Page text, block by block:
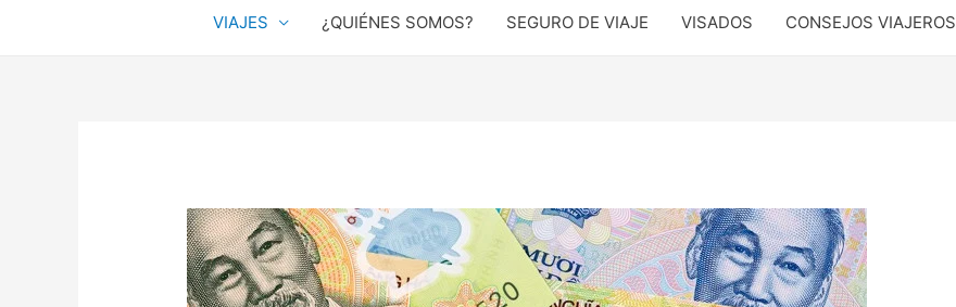
VIAJES ¿QUIÉNES SOMOS? SEGURO DE VIAJE VISADOS CONSEJOS VIAJEROS